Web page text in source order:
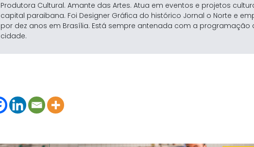
Produtora Cultural. Amante das Artes. Atua em eventos e projetos
capital paraibana. Foi Designer Gráfica do histórico Jornal o Norte e
por dez anos em Brasília. Está sempre antenada com a programação
cidade.